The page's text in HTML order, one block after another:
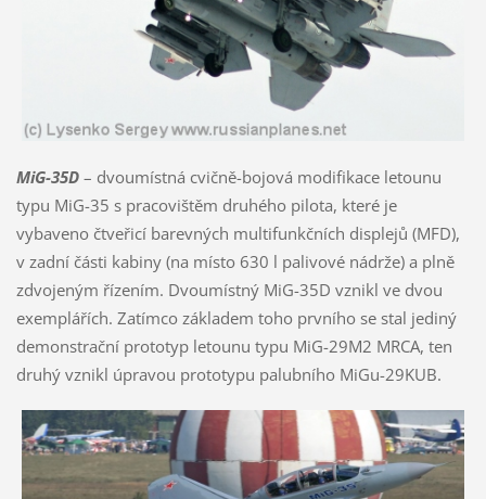
MiG-35D – dvoumístná cvičně-bojová modifikace letounu
typu MiG-35 s pracovištěm druhého pilota, které je
vybaveno čtveřicí barevných multifunkčních displejů (MFD),
v zadní části kabiny (na místo 630 l palivové nádrže) a plně
zdvojeným řízením. Dvoumístný MiG-35D vznikl ve dvou
exemplářích. Zatímco základem toho prvního se stal jediný
demonstrační prototyp letounu typu MiG-29M2 MRCA, ten
druhý vznikl úpravou prototypu palubního MiGu-29KUB.